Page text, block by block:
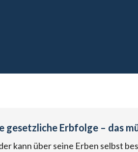
gesetzliche Erbfolge – das
kann über seine Erben selbst